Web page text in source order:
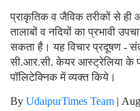
प्राकृतिक व जैविक तरीकों से
तालाबों व नदियों का प्रभावी
सकता है। यह विचार प्रदूषण -
सी.आर.सी. केयर आस्ट्रेलिया के
पॉलिटेक्निक में व्यक्त किये।
By UdaipurTimes Team |